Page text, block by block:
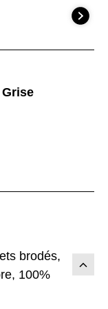
brodés,
100%